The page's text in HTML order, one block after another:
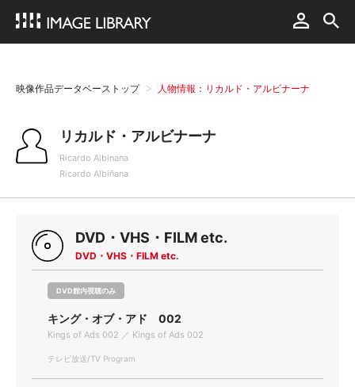
映像作品データベーストップ 人物情報：リカルド・アルビナーナ
リカルド・アルビナーナ
Ricardo Albinana
Ricardo Albiñana
DVD・VHS・FILM etc.
DVD・VHS・FILM etc.
DVD館内視聴のみ
キング・オブ・アド 002
Kings of Ads 002 ／ Kings of Ads 002
テレビ放送/TV Program